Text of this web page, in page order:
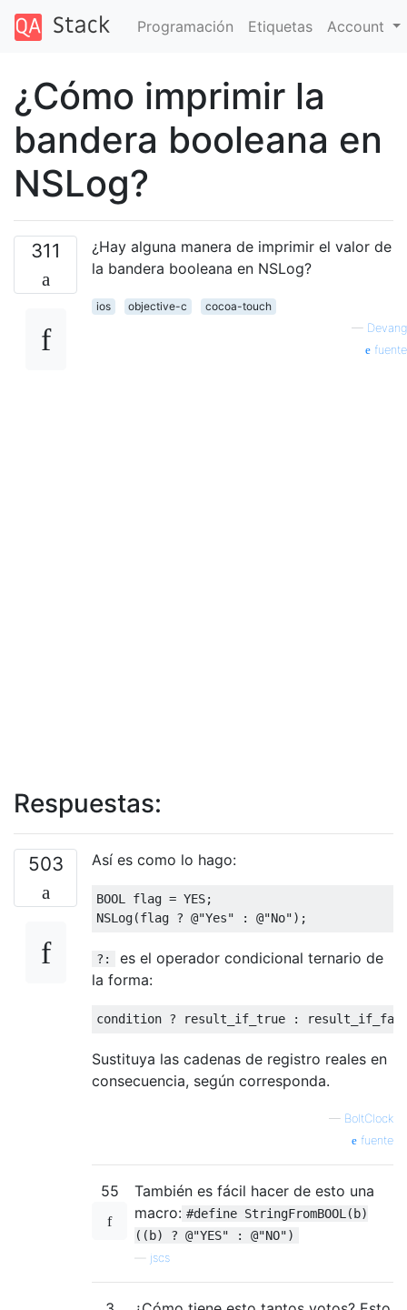
Programación Etiquetas Account
¿Cómo imprimir la
bandera booleana en
NSLog?
311
¿Hay alguna manera de imprimir el valor de
la bandera booleana en NSLog?
ios objective-c
cocoa-touch
— Devang
fuente
Respuestas:
503 Así es como lo hago:
BOOL flag = YES;
NSLog(flag ? @"Yes" : @"No");
?:
es el operador condicional ternario de
la forma:
condition ? result_if_true :
Sustituya las cadenas de registro reales en
consecuencia, según corresponda.
— BoltClock
fuente
55
También es fácil hacer de esto una
macro: #define StringFromBOOL(b)
((b) ? @"YES" : @"NO")
jscs